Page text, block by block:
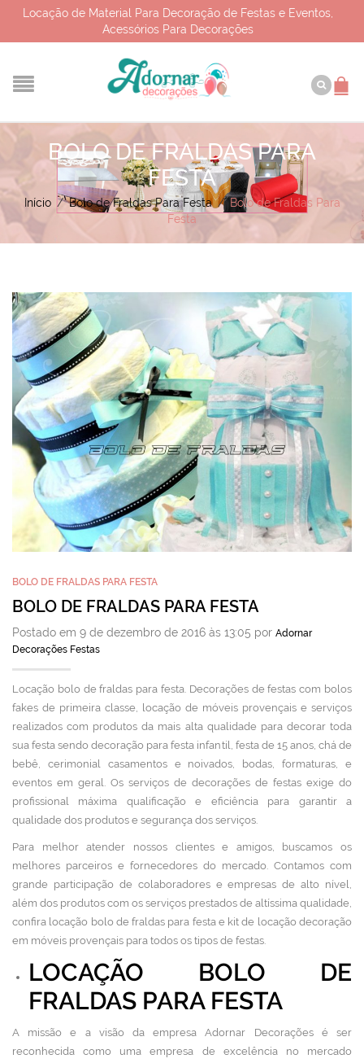
Locação de Material Para Decoração de Festas e Eventos,
Acessórios Para Decorações
BOLO DE FRALDAS PARA
FESTA
Início / Bolo de Fraldas Para Festa / Bolo de Fraldas Para
Festa
BOLO DE FRALDAS PARA FESTA
BOLO DE FRALDAS PARA FESTA
Postado em 9 de dezembro de 2016 às 13:05 por Adornar
Decorações Festas
Locação bolo de fraldas para festa. Decorações de festas com bolos
fakes de primeira classe, locação de móveis provençais e serviços
realizados com produtos da mais alta qualidade para decorar toda
sua festa sendo decoração para festa infantil, festa de 15 anos, chá de
bebê, cerimonial casamentos e noivados, bodas, formaturas, e
eventos em geral. Os serviços de decorações de festas exige do
profissional máxima qualificação e eficiência para garantir a
qualidade dos produtos e segurança dos serviços.
Para melhor atender nossos clientes e amigos, buscamos os
melhores parceiros e fornecedores do mercado. Contamos com
grande participação de colaboradores e empresas de alto nível,
além dos produtos com os serviços prestados de altíssima qualidade,
confira locação bolo de fraldas para festa e kit de locação decoração
em móveis provençais para todos os tipos de festas.
LOCAÇÃO BOLO DE
FRALDAS PARA FESTA
A missão e a visão da empresa Adornar Decorações é ser
reconhecida como uma empresa de excelência no mercado